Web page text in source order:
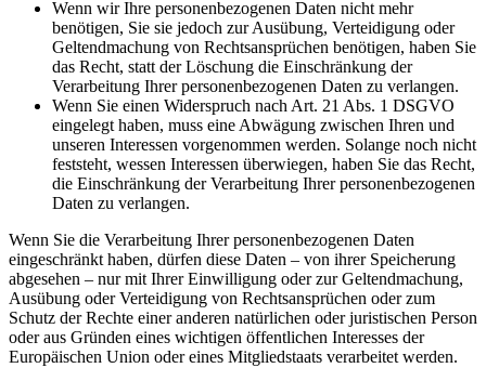
Wenn wir Ihre personenbezogenen Daten nicht mehr
benötigen, Sie sie jedoch zur Ausübung, Verteidigung oder
Geltendmachung von Rechtsansprüchen benötigen, haben Sie
das Recht, statt der Löschung die Einschränkung der
Verarbeitung Ihrer personenbezogenen Daten zu verlangen.
Wenn Sie einen Widerspruch nach Art. 21 Abs. 1 DSGVO
eingelegt haben, muss eine Abwägung zwischen Ihren und
unseren Interessen vorgenommen werden. Solange noch nicht
feststeht, wessen Interessen überwiegen, haben Sie das Recht,
die Einschränkung der Verarbeitung Ihrer personenbezogenen
Daten zu verlangen.
Wenn Sie die Verarbeitung Ihrer personenbezogenen Daten
eingeschränkt haben, dürfen diese Daten – von ihrer Speicherung
abgesehen – nur mit Ihrer Einwilligung oder zur Geltendmachung,
Ausübung oder Verteidigung von Rechtsansprüchen oder zum
Schutz der Rechte einer anderen natürlichen oder juristischen Person
oder aus Gründen eines wichtigen öffentlichen Interesses der
Europäischen Union oder eines Mitgliedstaats verarbeitet werden.